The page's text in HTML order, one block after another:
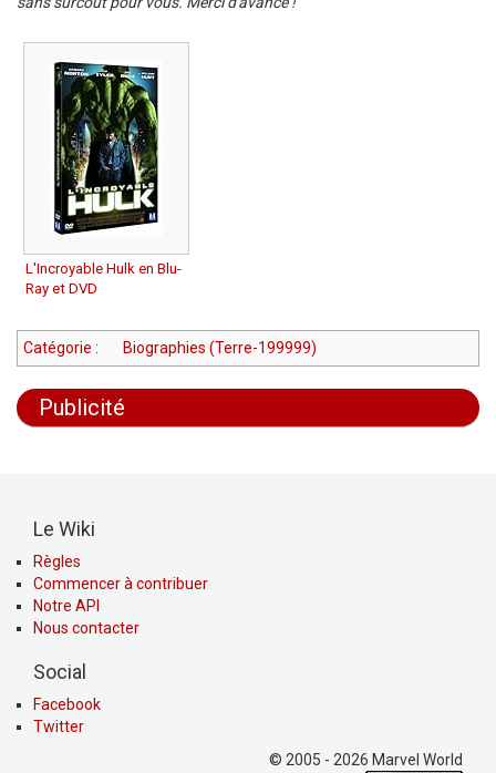
L'Incroyable Hulk en Blu-
Ray et DVD
Catégorie : Biographies (Terre-199999)
Publicité
Le Wiki
Règles
Commencer à contribuer
Notre API
Nous contacter
Social
Facebook
Twitter
© 2005 - 2026 Marvel World